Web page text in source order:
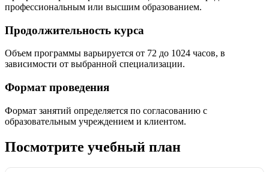
профессиональным или высшим образованием.
Продолжительность курса
Объем программы варьируется от 72 до 1024 часов, в
зависимости от выбранной специализации.
Формат проведения
Формат занятий определяется по согласованию с
образовательным учреждением и клиентом.
Посмотрите учебный план